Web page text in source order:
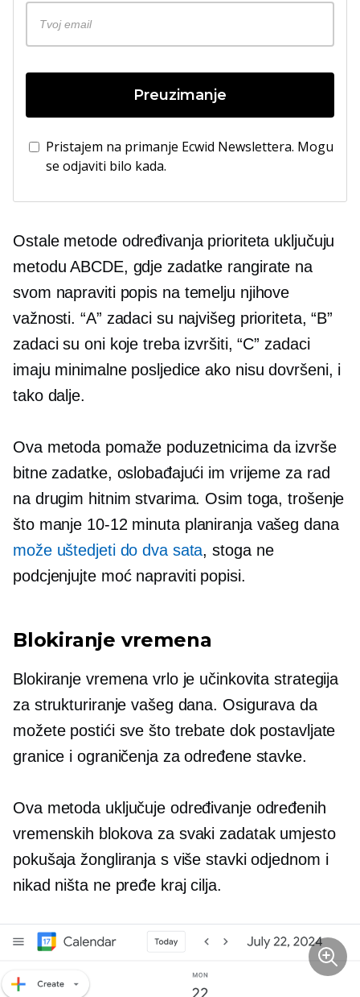
Preuzimanje
Pristajem na primanje Ecwid Newslettera. Mogu
se odjaviti bilo kada.
Ostale metode određivanja prioriteta uključuju
metodu ABCDE, gdje zadatke rangirate na
svom napravitipopis na temelju njihove
važnosti. “A” zadaci su najvišeg prioriteta, “B”
zadaci su oni koje treba izvršiti, “C” zadaci
imaju minimalne posljedice ako nisu dovršeni, i
tako dalje.
Ova metoda pomaže poduzetnicima da izvrše
bitne zadatke, oslobađajući im vrijeme za rad
na drugim hitnim stvarima. Osim toga, trošenje
što manje 10-12minuta planiranja vašeg dana
može uštedjeti do dva sata, stoga ne
podcjenjujte moć napravitipopisi.
Blokiranje vremena
Blokiranje vremena vrlo je učinkovita strategija
za strukturiranje vašeg dana. Osigurava da
možete postići sve što trebate dok postavljate
granice i ograničenja za određene stavke.
Ova metoda uključuje određivanje određenih
vremenskih blokova za svaki zadatak umjesto
pokušaja žongliranja s više stavki odjednom i
nikad ništa ne pređe kraj cilja.